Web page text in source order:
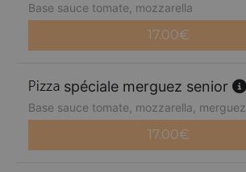
Base sauce tomate, mozzarella
17.00€
spéciale merguez senior
Base sauce tomate, mozzarella, merguez
17.00€